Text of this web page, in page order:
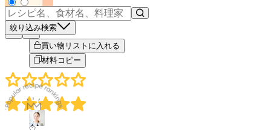
絞り込み検索
－
＋
買い物リストに入れる
材料コピー